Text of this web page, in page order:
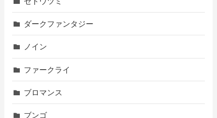
ダークファンタジー
ノイン
ファークライ
ブロマンス
ブンゴ